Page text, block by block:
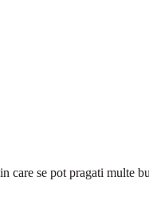
care se pot pragati multe